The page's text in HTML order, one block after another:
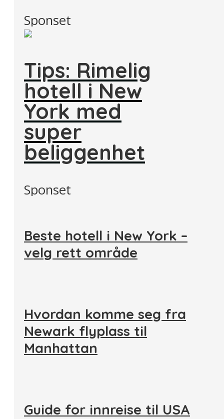
Sponset
Tips: Rimelig
hotell i New
York med
super
beliggenhet
Sponset
Beste hotell i New York –
velg rett område
Hvordan komme seg fra
Newark flyplass til
Manhattan
Guide for innreise til USA